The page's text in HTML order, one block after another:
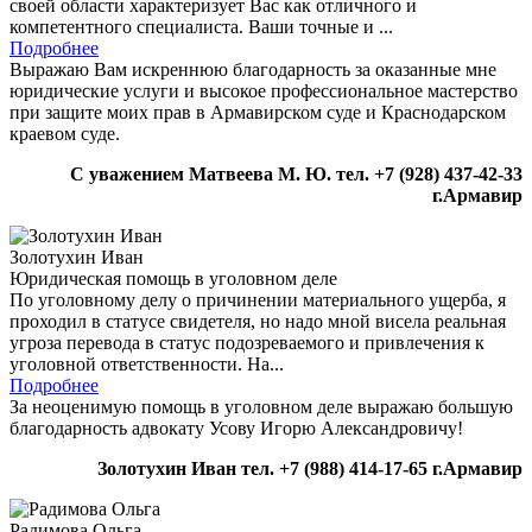
своей области характеризует Вас как отличного и
компетентного специалиста. Ваши точные и ...
Подробнее
Выражаю Вам искреннюю благодарность за оказанные мне
юридические услуги и высокое профессиональное мастерство
при защите моих прав в Армавирском суде и Краснодарском
краевом суде.
С уважением Матвеева М. Ю. тел. +7 (928) 437-42-33
г.Армавир
Золотухин Иван
Юридическая помощь в уголовном деле
По уголовному делу о причинении материального ущерба, я
проходил в статусе свидетеля, но надо мной висела реальная
угроза перевода в статус подозреваемого и привлечения к
уголовной ответственности. На...
Подробнее
За неоценимую помощь в уголовном деле выражаю большую
благодарность адвокату Усову Игорю Александровичу!
Золотухин Иван тел. +7 (988) 414-17-65 г.Армавир